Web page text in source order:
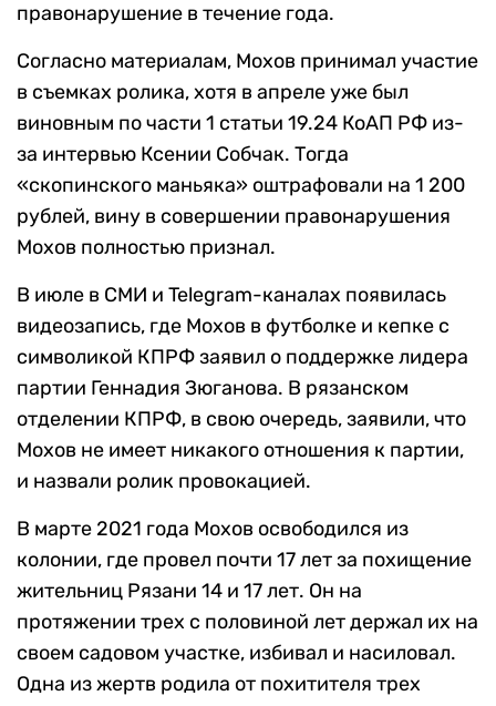
правонарушение в течение года.
Согласно материалам, Мохов принимал участие
в съемках ролика, хотя в апреле уже был
виновным по части 1 статьи 19.24 КоАП РФ из-
за интервью Ксении Собчак. Тогда
«скопинского маньяка» оштрафовали на 1 200
рублей, вину в совершении правонарушения
Мохов полностью признал.
В июле в СМИ и Telegram-каналах появилась
видеозапись, где Мохов в футболке и кепке с
символикой КПРФ заявил о поддержке лидера
партии Геннадия Зюганова. В рязанском
отделении КПРФ, в свою очередь, заявили, что
Мохов не имеет никакого отношения к партии,
и назвали ролик провокацией.
В марте 2021 года Мохов освободился из
колонии, где провел почти 17 лет за похищение
жительниц Рязани 14 и 17 лет. Он на
протяжении трех с половиной лет держал их на
своем садовом участке, избивал и насиловал.
Одна из жертв родила от похитителя трех